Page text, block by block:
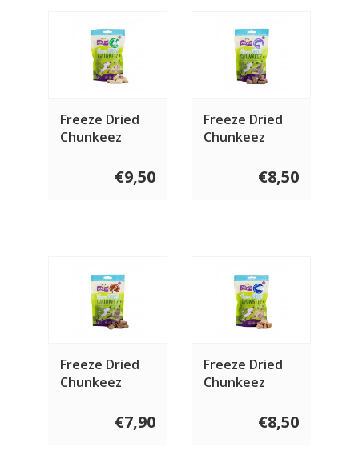
Freeze Dried
Chunkeez
€9,50
Freeze Dried
Chunkeez
€8,50
Freeze Dried
Chunkeez
€7,90
Freeze Dried
Chunkeez
€8,50